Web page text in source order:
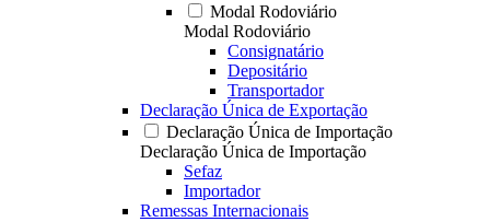
Modal Rodoviário
Modal Rodoviário
Consignatário
Depositário
Transportador
Declaração Única de Exportação
Declaração Única de Importação
Declaração Única de Importação
Sefaz
Importador
Remessas Internacionais